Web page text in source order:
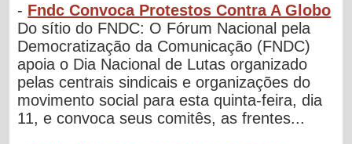
- Fndc Convoca Protestos Contra A Globo
Do sítio do FNDC: O Fórum Nacional pela
Democratização da Comunicação (FNDC)
apoia o Dia Nacional de Lutas organizado
pelas centrais sindicais e organizações do
movimento social para esta quinta-feira, dia
11, e convoca seus comitês, as frentes...